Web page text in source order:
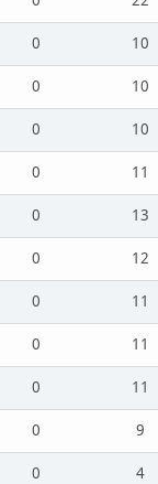
0
10
0
10
0
10
0
11
0
13
0
12
0
11
0
11
0
11
0
9
0
4